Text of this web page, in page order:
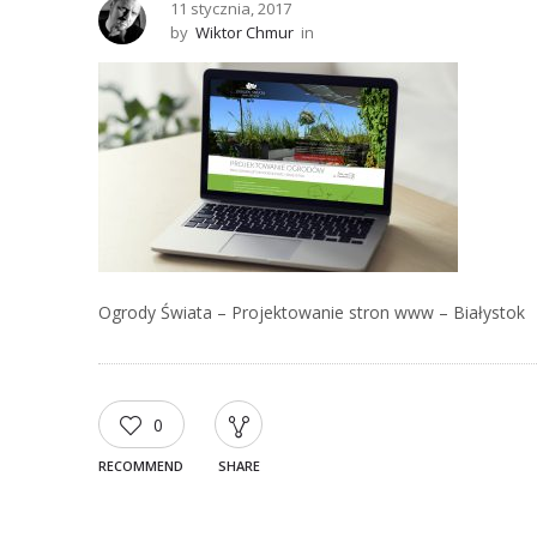
11 stycznia, 2017
by Wiktor Chmur in
Ogrody Świata – Projektowanie stron www – Białystok
0
RECOMMEND SHARE